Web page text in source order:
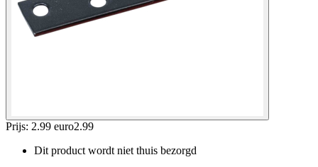
Prijs: 2.99 euro2.99
Dit product wordt niet thuis bezorgd